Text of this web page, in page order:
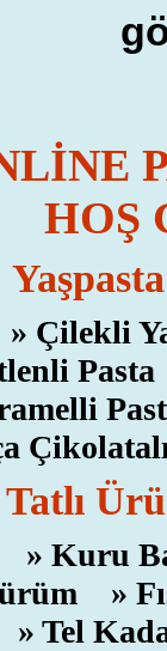
HOŞ
Çilekli
Tatlı
» Kuru
»
» Tel